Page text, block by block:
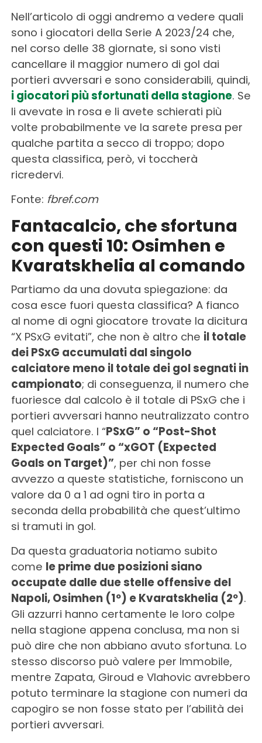
Nell’articolo di oggi andremo a vedere quali
sono i giocatori della Serie A 2023/24 che,
nel corso delle 38 giornate, si sono visti
cancellare il maggior numero di gol dai
portieri avversari e sono considerabili, quindi,
i giocatori più sfortunati della stagione. Se
li avevate in rosa e li avete schierati più
volte probabilmente ve la sarete presa per
qualche partita a secco di troppo; dopo
questa classifica, però, vi toccherà
ricredervi.
Fonte: fbref.com
Fantacalcio, che sfortuna
con questi 10: Osimhen e
Kvaratskhelia al comando
Partiamo da una dovuta spiegazione: da
cosa esce fuori questa classifica? A fianco
al nome di ogni giocatore trovate la dicitura
“X PSxG evitati”, che non è altro che il totale
dei PSxG accumulati dal singolo
calciatore meno il totale dei gol segnati in
campionato; di conseguenza, il numero che
fuoriesce dal calcolo è il totale di PSxG che i
portieri avversari hanno neutralizzato contro
quel calciatore. I “PSxG” o “Post-Shot
Expected Goals” o “xGOT (Expected
Goals on Target)”, per chi non fosse
avvezzo a queste statistiche, forniscono un
valore da 0 a 1 ad ogni tiro in porta a
seconda della probabilità che quest’ultimo
si tramuti in gol.
Da questa graduatoria notiamo subito
come le prime due posizioni siano
occupate dalle due stelle offensive del
Napoli, Osimhen (1º) e Kvaratskhelia (2º).
Gli azzurri hanno certamente le loro colpe
nella stagione appena conclusa, ma non si
può dire che non abbiano avuto sfortuna. Lo
stesso discorso può valere per Immobile,
mentre Zapata, Giroud e Vlahovic avrebbero
potuto terminare la stagione con numeri da
capogiro se non fosse stato per l’abilità dei
portieri avversari.